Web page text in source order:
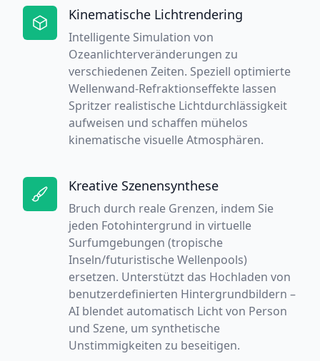
Kinematische Lichtrendering
Intelligente Simulation von
Ozeanlichterveränderungen zu
verschiedenen Zeiten. Speziell optimierte
Wellenwand-Refraktionseffekte lassen
Spritzer realistische Lichtdurchlässigkeit
aufweisen und schaffen mühelos
kinematische visuelle Atmosphären.
Kreative Szenensynthese
Bruch durch reale Grenzen, indem Sie
jeden Fotohintergrund in virtuelle
Surfumgebungen (tropische
Inseln/futuristische Wellenpools)
ersetzen. Unterstützt das Hochladen von
benutzerdefinierten Hintergrundbildern –
AI blendet automatisch Licht von Person
und Szene, um synthetische
Unstimmigkeiten zu beseitigen.